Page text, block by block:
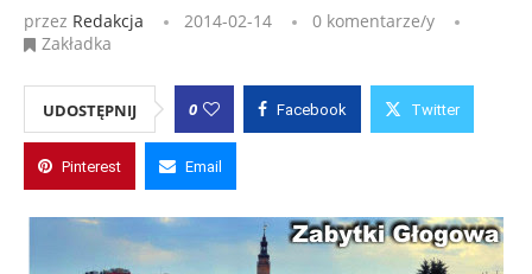
przez Redakcja 2014-02-14
0 komentarze/y
Zakładka
UDOSTĘPNIJ 0 Facebook Twitter
Pinterest Email